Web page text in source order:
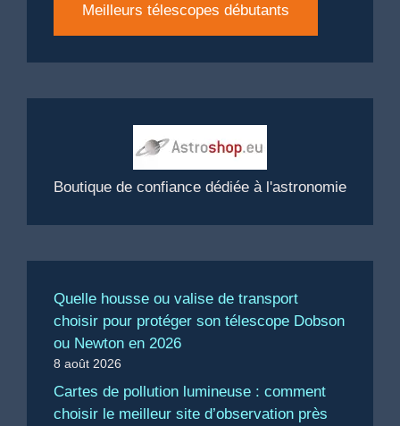
Meilleurs télescopes débutants
Boutique de confiance dédiée à l'astronomie
Quelle housse ou valise de transport
choisir pour protéger son télescope Dobson
ou Newton en 2026
8 août 2026
Cartes de pollution lumineuse : comment
choisir le meilleur site d’observation près